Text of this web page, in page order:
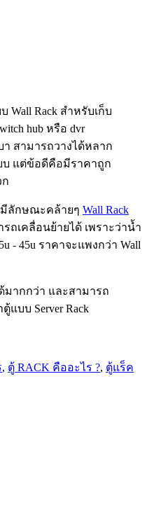
Wall Rack สำหรับเก็บ
hub หรือ dvr
า สามารถวางได้หลาก
แต่ข้อดีคือมีราคาถูก
มีลักษณะคล้ายๆ Wall Rack
เคลื่อนย้ายได้ เพราะว่าน้ำ
- 45u ราคาจะแพงกว่า Wall
มากกว่า และสามารถ
แบบ Server Rack
, ตู้ RACK คืออะไร ?, ตู้แร็ค